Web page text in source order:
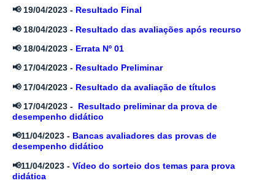
📢 19/04/2023 - Resultado Final
📢 18/04/2023 - Resultado das avaliações após recurso
📢 18/04/2023 - Errata Nº 01
📢 17/04/2023 - Resultado Preliminar
📢 17/04/2023 - Resultado da avaliação de títulos
📢 17/04/2023 - Resultado preliminar da prova de
desempenho didático
📢11/04/2023 - Bancas avaliadores das provas de
desempenho didático
📢11/04/2023 - Vídeo do sorteio dos temas para prova
didática